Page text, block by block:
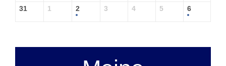
31 1 2 3 4 5 6